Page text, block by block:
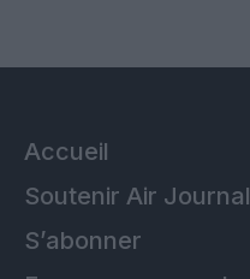
Accueil
Soutenir Air Journal
S’abonner